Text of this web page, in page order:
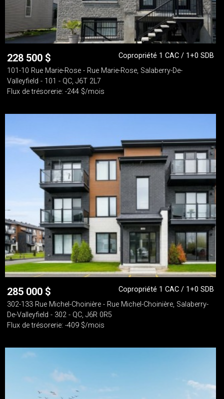
228 500 $
Copropriété 1 CAC / 1+0 SDB
101-10 Rue Marie-Rose - Rue Marie-Rose, Salaberry-De-
Valleyfield - 101 - QC, J6T 2L7
Flux de trésorerie: -244 $/mois
285 000 $
Copropriété 1 CAC / 1+0 SDB
302-133 Rue Michel-Choinière - Rue Michel-Choinière, Salaberry-
De-Valleyfield - 302 - QC, J6R 0R5
Flux de trésorerie: -409 $/mois